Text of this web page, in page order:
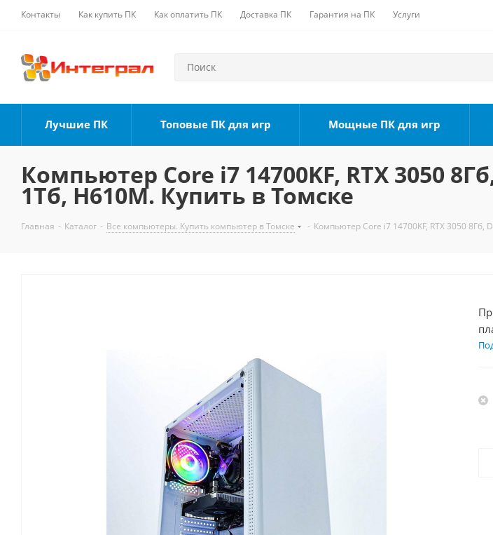
Контакты Как купить ПК Как оплатить ПК Доставка ПК Гарантия на ПК Услуги
Лучшие ПК Топовые ПК для игр Мощные ПК для игр
Компьютер Core i7 14700KF, RTX 3050
1Тб, H610M. Купить в Томске
Главная - Каталог - Все компьютеры. Купить компьютер в Томске - Компьютер Core i7 14700KF, RTX 3050 8Гб,